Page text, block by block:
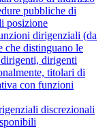
pubbliche di
posizione
dirigenziali (da
che distinguano le
dirigenti
titolari di
con funzioni
discrezionali